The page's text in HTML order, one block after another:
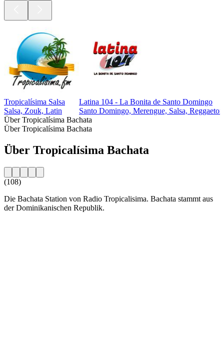
Tropicalísima Salsa
Salsa, Zouk, Latin
Latina 104 - La Bonita de Santo Domingo
Santo Domingo, Merengue, Salsa, Reggaeton
Über Tropicalísima Bachata
Über Tropicalísima Bachata
Über Tropicalísima Bachata
(108)
Die Bachata Station von Radio Tropicalisima. Bachata stammt aus
der Dominikanischen Republik.